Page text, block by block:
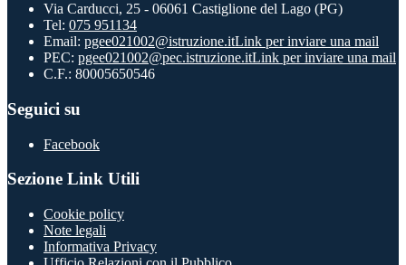
Via Carducci, 25 - 06061 Castiglione del Lago (PG)
Tel: 075 951134
Email: pgee021002@istruzione.itLink per inviare una mail
PEC: pgee021002@pec.istruzione.itLink per inviare una mail
C.F.: 80005650546
Seguici su
Facebook
Sezione Link Utili
Cookie policy
Note legali
Informativa Privacy